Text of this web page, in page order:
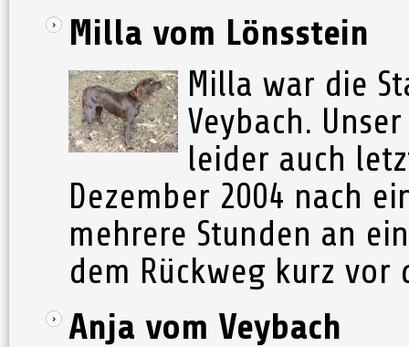
Milla vom Lönsstein
Milla war die
Veybach.
leider auch
Dezember 2004 nach
mehrere Stunden an
dem Rückweg kurz
Anja vom Veybach